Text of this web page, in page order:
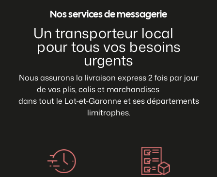
Nos services de messagerie
Un transporteur local
pour tous vos besoins
urgents
Nous assurons la livraison express 2 fois par jour
de vos plis, colis et marchandises
dans tout le Lot-et-Garonne et ses départements
limitrophes.